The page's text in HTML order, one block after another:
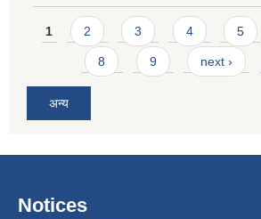
Pages
1 2 3 4 5
8 9 next ›
अन्य
Notices